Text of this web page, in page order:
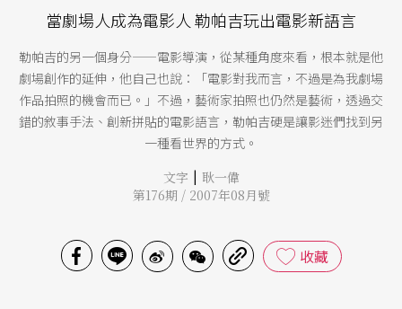
當劇場人成為電影人 勒帕吉玩出電影新語言
勒帕吉的另一個身分——電影導演，從某種角度來看，根本就是他
劇場創作的延伸，他自己也說：「電影對我而言，不過是為我劇場
作品拍照的機會而已。」不過，藝術家拍照也仍然是藝術，透過交
錯的敘事手法、創新拼貼的電影語言，勒帕吉硬是讓影迷們找到另
一種看世界的方式。
文字 | 耿一偉
第176期 / 2007年08月號
收藏